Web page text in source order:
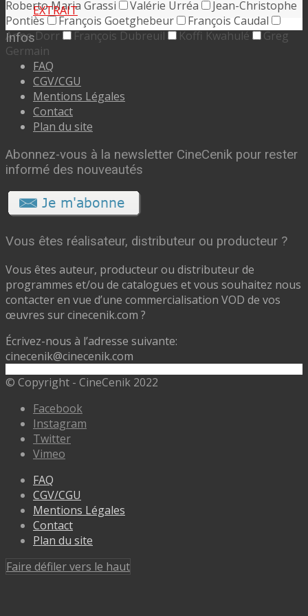
Roberto Maria Grassi
Valérie Urréa
Jean-Christophe
Pontiès
François Goetghebeur
François Caudal
Anne Dorr
François Dubreuil Koffi Kwahulé
Greg
Germain
EXTRAIT
Infos
FAQ
CGV/CGU
Mentions Légales
Contact
Plan du site
Abonnez-vous à la newsletter CineCenik pour rester
informé des nouveautés
Vous êtes réalisateur, distributeur ou producteur ?
Vous êtes auteur, producteur ou distributeur de
programmes et/ou de catalogues et vous souhaitez nous
contacter en vue d’une commercialisation VOD de vos
œuvres sur cinecenik.com ?
Écrivez-nous à l’adresse suivante:
cinecenik@cinecenik.com
© Copyright - CineCenik 2022
Facebook
Instagram
Twitter
Vimeo
FAQ
CGV/CGU
Mentions Légales
Contact
Plan du site
Faire défiler vers le haut